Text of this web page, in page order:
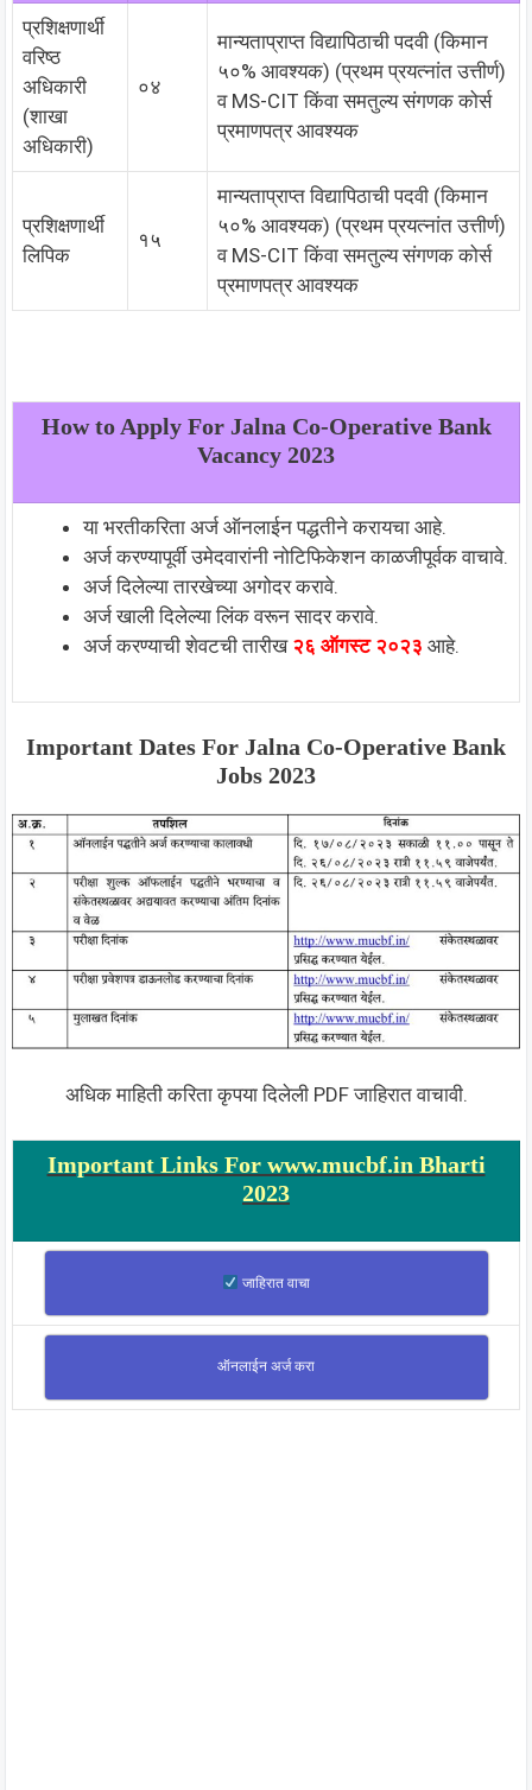
प्रशिक्षणार्थी
वरिष्ठ
अधिकारी
(शाखा
अधिकारी)
०४
मान्यताप्राप्त विद्यापिठाची पदवी (किमान
५०% आवश्यक) (प्रथम प्रयत्नांत उत्तीर्ण)
व MS-CIT किंवा समतुल्य संगणक कोर्स
प्रमाणपत्र आवश्यक
प्रशिक्षणार्थी
लिपिक
१५
मान्यताप्राप्त विद्यापिठाची पदवी (किमान
५०% आवश्यक) (प्रथम प्रयत्नांत उत्तीर्ण)
व MS-CIT किंवा समतुल्य संगणक कोर्स
प्रमाणपत्र आवश्यक
How to Apply For Jalna Co-Operative Bank
Vacancy 2023
या भरतीकरिता अर्ज ऑनलाईन पद्धतीने करायचा आहे.
अर्ज करण्यापूर्वी उमेदवारांनी नोटिफिकेशन काळजीपूर्वक वाचावे.
अर्ज दिलेल्या तारखेच्या अगोदर करावे.
अर्ज खाली दिलेल्या लिंक वरून सादर करावे.
अर्ज करण्याची शेवटची तारीख २६ ऑगस्ट २०२३ आहे.
Important Dates For Jalna Co-Operative Bank
Jobs 2023
अधिक माहिती करिता कृपया दिलेली PDF जाहिरात वाचावी.
Important Links For www.mucbf.in Bharti
2023
जाहिरात वाचा
ऑनलाईन अर्ज करा